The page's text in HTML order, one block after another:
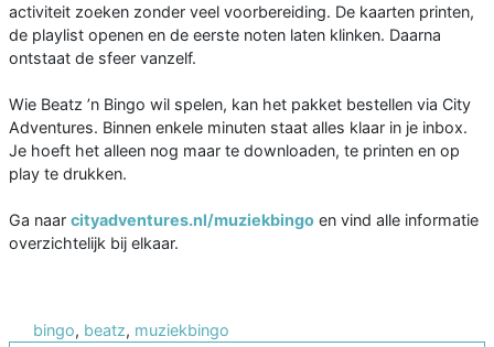
activiteit zoeken zonder veel voorbereiding. De kaarten printen,
de playlist openen en de eerste noten laten klinken. Daarna
ontstaat de sfeer vanzelf.
Wie Beatz ’n Bingo wil spelen, kan het pakket bestellen via City
Adventures. Binnen enkele minuten staat alles klaar in je inbox.
Je hoeft het alleen nog maar te downloaden, te printen en op
play te drukken.
Ga naar cityadventures.nl/muziekbingo en vind alle informatie
overzichtelijk bij elkaar.
bingo, beatz, muziekbingo